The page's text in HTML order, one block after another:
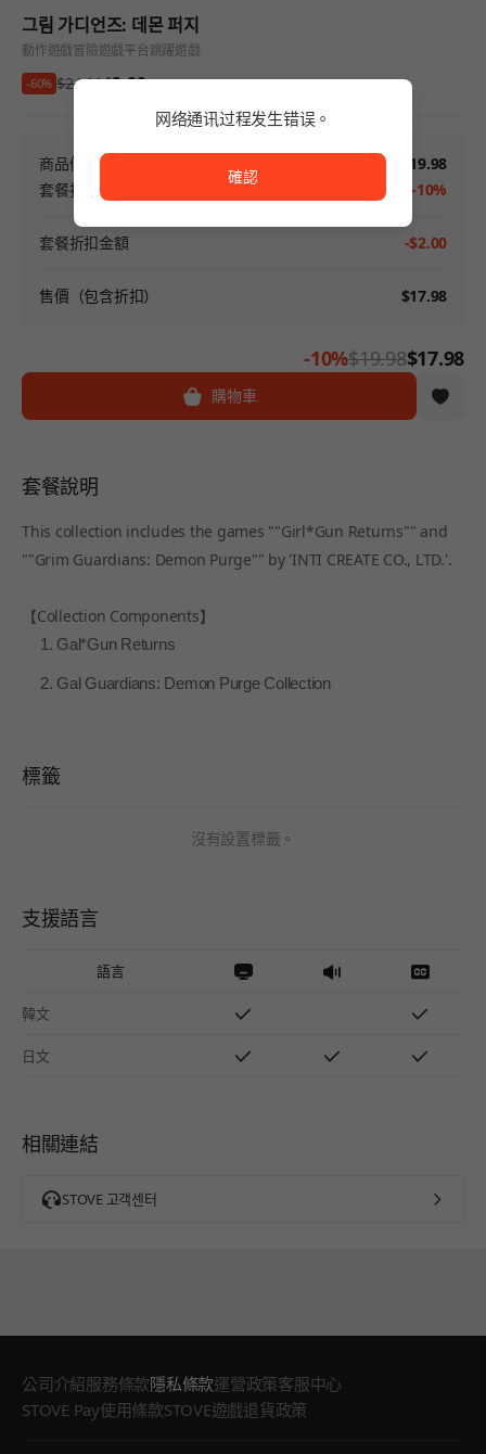
그림 가디언즈: 데몬 퍼지
動作遊戲冒險遊戲平台跳躍遊戲
-60% $24.99$9.99
商品價格
$19.98
套餐折扣
-10%
套餐折扣金額 -$2.00
售價（包含折扣） $17.98
-10%$19.98$17.98
購物車
套餐說明
This collection includes the games ""Girl*Gun Returns"" and
""Grim Guardians: Demon Purge"" by 'INTI CREATE CO., LTD.'.
【Collection Components】
Gal*Gun Returns
Gal Guardians: Demon Purge Collection
標籤
沒有設置標籤。
支援語言
語言
韓文
日文
相關連結
STOVE 고객센터
公司介紹服務條款隱私條款運營政策客服中心
STOVE Pay使用條款STOVE遊戲退貨政策
网络通讯过程发生错误。
確認